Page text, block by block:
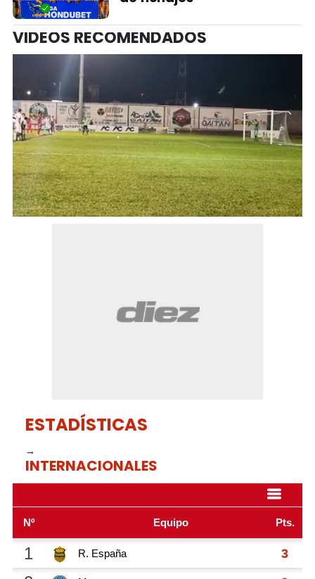
VIDEOS RECOMENDADOS
ESTADÍSTICAS
→
INTERNACIONALES